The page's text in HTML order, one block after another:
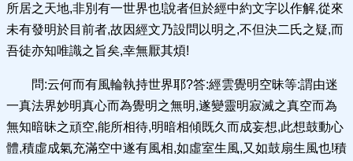
所居之天地,非別有一世界也!說者但於經中約文字以作解,從來
未有發明於目前者,故因經文乃設問以明之,不但決二氏之疑,而
吾徒亦知唯識之旨矣,幸無厭其煩!
問:云何而有風輪執持世界耶?答:經雲覺明空昧等:謂由迷
一真法界妙明真心而為覺明之無明,遂變靈明寂滅之真空而為
無知暗昧之頑空,能所相待,明暗相傾既久而成妄想,此想鼓動心
體,積虛成氣充滿空中遂有風相,如虛室生風,又如鼓扇生風也!積